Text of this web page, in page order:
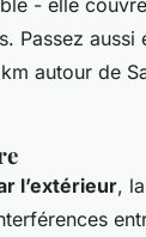
- elle
Passez aussi
autour de
l’extérieur, la